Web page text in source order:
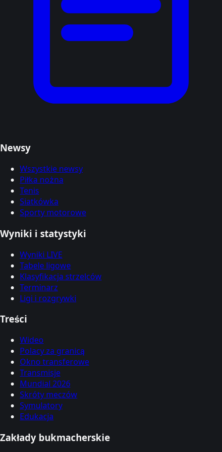
Newsy
Wszystkie newsy
Piłka nożna
Tenis
Siatkówka
Sporty motorowe
Wyniki i statystyki
Wyniki LIVE
Tabele ligowe
Klasyfikacja strzelców
Terminarz
Ligi i rozgrywki
Treści
Wideo
Polacy za granicą
Okno transferowe
Transmisje
Mundial 2026
Skróty meczów
Symulatory
Edukacja
Zakłady bukmacherskie